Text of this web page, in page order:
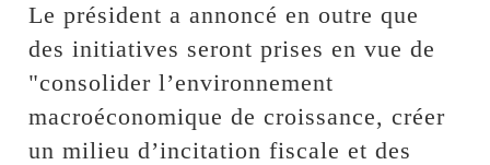
Le président a annoncé en outre que
des initiatives seront prises en vue de
"consolider l’environnement
macroéconomique de croissance, créer
un milieu d’incitation fiscale et des